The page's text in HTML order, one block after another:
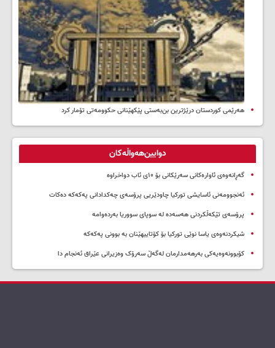
هەرێمی کوردستان درێژترین بن‌بەستی پێکهێنانی حکوومەتی تۆمار کرد
دوایین‌هەواڵەکان
گەڕانەوەی ئاوارەکانی سەرێکانی بۆ ۱۰ی ئاب دواخراوە
ئەنجوومەنی ئاسایشی تورکیا چاودێریی پرۆسەی چەکدادانی پەکەکە دەکات
پرۆسەی تێکەڵکردنی هەسەدە لە سوپای سووریا بەردەوامە
شیکردنەوەی یاسا نوێی تورکیا بۆ کۆتاییهێنان بە بوونی پەکەکە
کۆبوونەوەیەکی بەرهەمدارمان لەگەڵ سەرۆک وەزیرانی عێراق ئەنجام دا